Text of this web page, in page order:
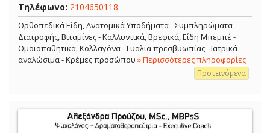
Τηλέφωνο: 2104650118
Ορθοπεδικά Είδη, Ανατομικά Υποδήματα - Συμπληρώματα
Διατροφής, Βιταμίνες - Καλλυντικά, Βρεφικά, Είδη Μπεμπέ -
Ομοιοπαθητικά, Κολλαγόνα - Γυαλιά πρεσβυωπίας - Ιατρικά
αναλώσιμα - Κρέμες προσώπου » Περισσότερες πληροφορίες
Προτεινόμενα